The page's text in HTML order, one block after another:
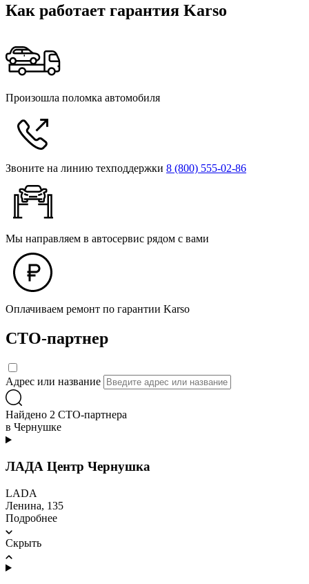
Как работает гарантия Karso
Произошла поломка автомобиля
Звоните на линию техподдержки 8 (800) 555‑02‑86
Мы направляем в автосервис рядом с вами
Оплачиваем ремонт по гарантии Karso
СТО-партнер
Адрес или название
Найдено 2 СТО-партнера
в Чернушке
ЛАДА Центр Чернушка
LADA
Ленина, 135
Подробнее
Скрыть